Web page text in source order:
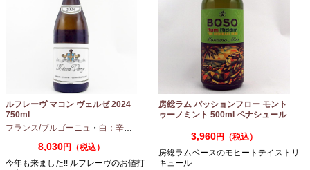
ルフレーヴ マコン ヴェルゼ 2024
750ml
フランス/ブルゴーニュ ・ 白：辛口
8,030円（税込）
今年も来ました!! ルフレーヴのお値打
房総ラム パッションフロー モント
ゥーノミント 500ml ペナシュール
3,960円（税込）
房総ラムベースのモヒートテイストリ
キュール